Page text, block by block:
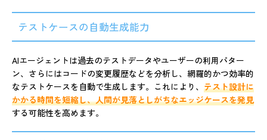
テストケースの自動生成能力
AIエージェントは過去のテストデータやユーザーの利用パター
ン、さらにはコードの変更履歴などを分析し、網羅的かつ効率的
なテストケースを自動で生成します。これにより、 テスト設計に
かかる時間を短縮し、人間が見落としがちなエッジケースを発見
する可能性を高めます。